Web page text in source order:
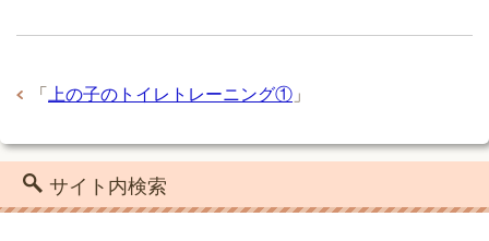
「 上の子のトイレトレーニング① 」
サイト内検索